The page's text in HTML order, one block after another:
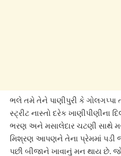
ભલે તમે તેને પાણીપુરી કે ગોલગપ્પા
સ્ટ્રીટ નાસ્તો દરેક ખાણીપીણીના
ભરણ અને મસાલેદાર ચટણી સાથે
મિશ્રણ આપણને તેના પ્રેમમાં પડી
પછી બીજાને ખાવાનું મન થાય છે.